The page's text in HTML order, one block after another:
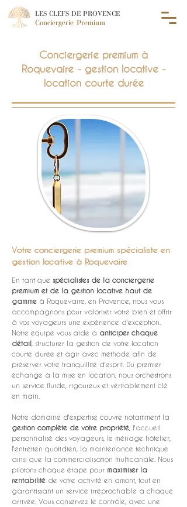
LES CLEFS DE PROVENCE
Conciergerie Premium
Conciergerie premium à
Roquevaire - gestion locative -
location courte durée
Votre conciergerie premium spécialiste en
gestion locative à Roquevaire
En tant que spécialistes de la conciergerie
premium et de la gestion locative haut de
gamme à Roquevaire, en Provence, nous vous
accompagnons pour valoriser votre bien et offrir
à vos voyageurs une expérience d'exception.
Notre équipe vous aide à anticiper chaque
détail , structurer la gestion de votre location
courte durée et agir avec méthode afin de
préserver votre tranquillité d'esprit. Du premier
échange à la mise en location, nous orchestrons
un service fluide, rigoureux et véritablement clé
en main.
Notre domaine d'expertise couvre notamment la
gestion complète de votre propriété , l'accueil
personnalisé des voyageurs, le ménage hôtelier,
l'entretien quotidien, la maintenance technique
ainsi que la commercialisation multicanale. Nous
pilotons chaque étape pour maximiser la
rentabilité de votre activité en amont, tout en
garantissant un service irréprochable à chaque
arrivée. Vous conservez le contrôle, avec une